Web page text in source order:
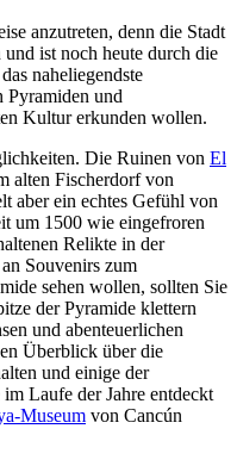
anzutreten, denn die Stadt
ist noch heute durch die
naheliegendste
Pyramiden und
Kultur erkunden wollen.
Die Ruinen von El
alten Fischerdorf von
aber ein echtes Gefühl von
um 1500 wie eingefroren
Relikte in der
Souvenirs zum
sehen wollen, sollten Sie
der Pyramide klettern
und abenteuerlichen
Überblick über die
und einige der
Laufe der Jahre entdeckt
Museum von Cancún